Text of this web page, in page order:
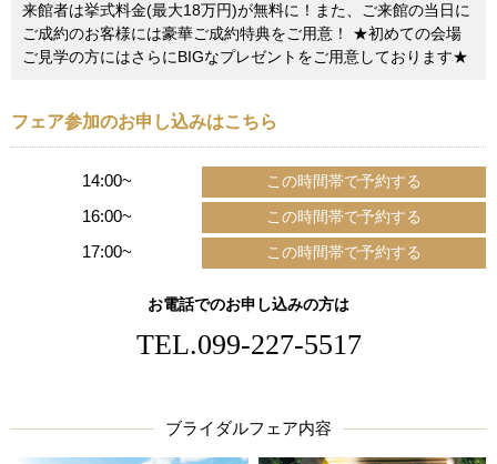
来館者は挙式料金(最大18万円)が無料に！また、ご来館の当日に
ご成約のお客様には豪華ご成約特典をご用意！ ★初めての会場
ご見学の方にはさらにBIGなプレゼントをご用意しております★
フェア参加のお申し込みはこちら
14:00~
16:00~
17:00~
お電話でのお申し込みの方は
TEL.099-227-5517
ブライダルフェア内容